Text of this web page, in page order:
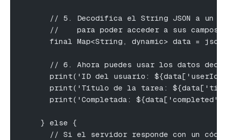
// 5. Decodifica el String JSON a un
//    para poder acceder a sus campos
final Map<String, dynamic> data =
// 6. Ahora puedes usar los datos
print('ID del usuario:
print('Título de la tarea:
print('Completada:
    } else {
// Si el servidor responde con un